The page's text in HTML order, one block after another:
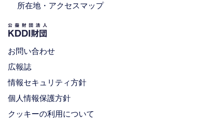
所在地・アクセスマップ
お問い合わせ
広報誌
情報セキュリティ方針
個人情報保護方針
クッキーの利用について